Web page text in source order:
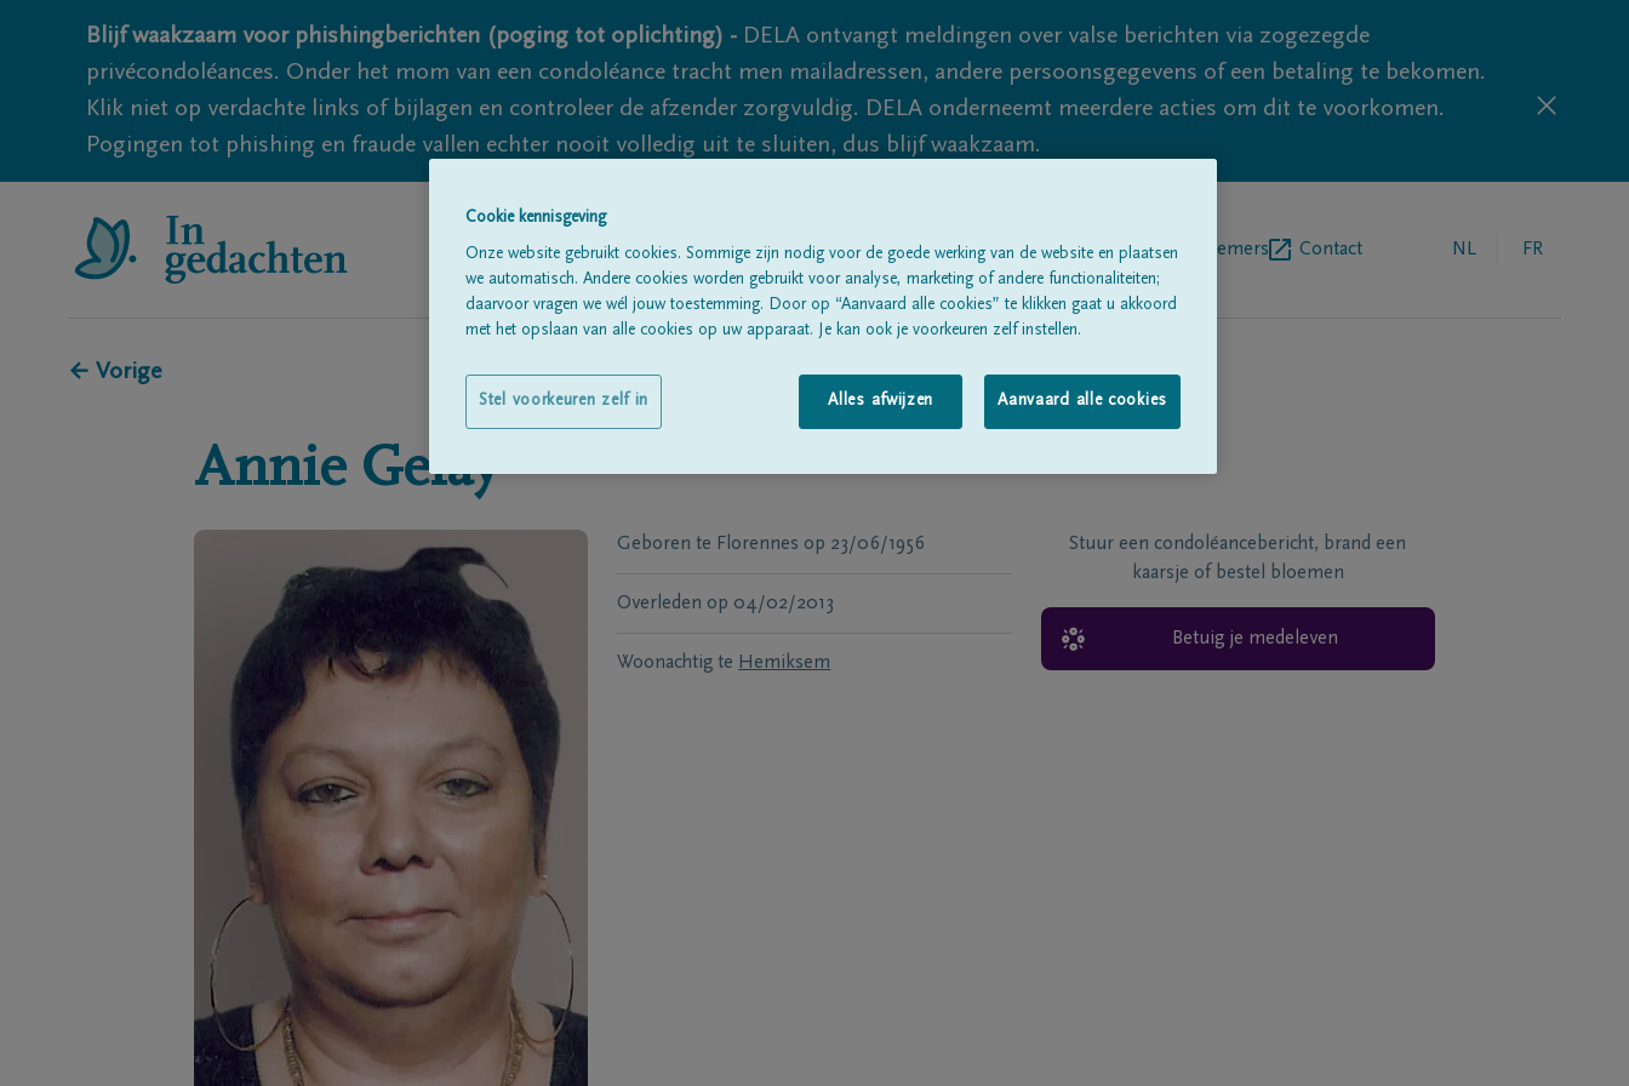
Blijf waakzaam voor phishingberichten (poging tot oplichting) - DELA ontvangt meldingen over valse berichten via zogezegde
privécondoléances. Onder het mom van een condoléance tracht men mailadressen, andere persoonsgegevens of een betaling te bekomen.
Klik niet op verdachte links of bijlagen en controleer de afzender zorgvuldig. DELA onderneemt meerdere acties om dit te voorkomen.
Pogingen tot phishing en fraude vallen echter nooit volledig uit te sluiten, dus blijf waakzaam.
Alle rouwberichtenOver onsBegrafenisondernemers Contact NL FR
← Vorige
Annie Gelay
Geboren te Florennes op 23/06/1956
Overleden op 04/02/2013
Woonachtig te Hemiksem
Stuur een condoléancebericht, brand een
kaarsje of bestel bloemen
Betuig je medeleven
Cookie kennisgeving
Onze website gebruikt cookies. Sommige zijn nodig voor de goede werking van de website en plaatsen
we automatisch. Andere cookies worden gebruikt voor analyse, marketing of andere functionaliteiten;
daarvoor vragen we wél jouw toestemming. Door op “Aanvaard alle cookies” te klikken gaat u akkoord
met het opslaan van alle cookies op uw apparaat. Je kan ook je voorkeuren zelf instellen.
Alles afwijzen Aanvaard alle cookies
Stel voorkeuren zelf in